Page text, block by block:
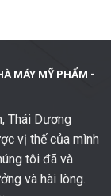
MÁY MỸ PHẨM -
Thái Dương
vị thế của mình
tôi đã và
và hài lòng.